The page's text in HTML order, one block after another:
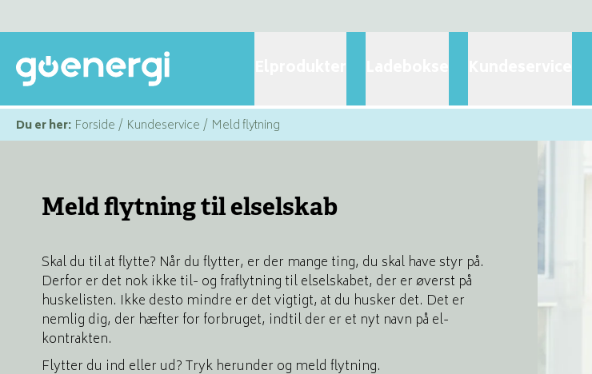
Du er her: Forside / Kundeservice / Meld flytning
Meld flytning til elselskab
Skal du til at flytte? Når du flytter, er der mange ting, du skal have styr på.
Derfor er det nok ikke til- og fraflytning til elselskabet, der er øverst på
huskelisten. Ikke desto mindre er det vigtigt, at du husker det. Det er
nemlig dig, der hæfter for forbruget, indtil der er et nyt navn på el-
kontrakten.
Flytter du ind eller ud? Tryk herunder og meld flytning.